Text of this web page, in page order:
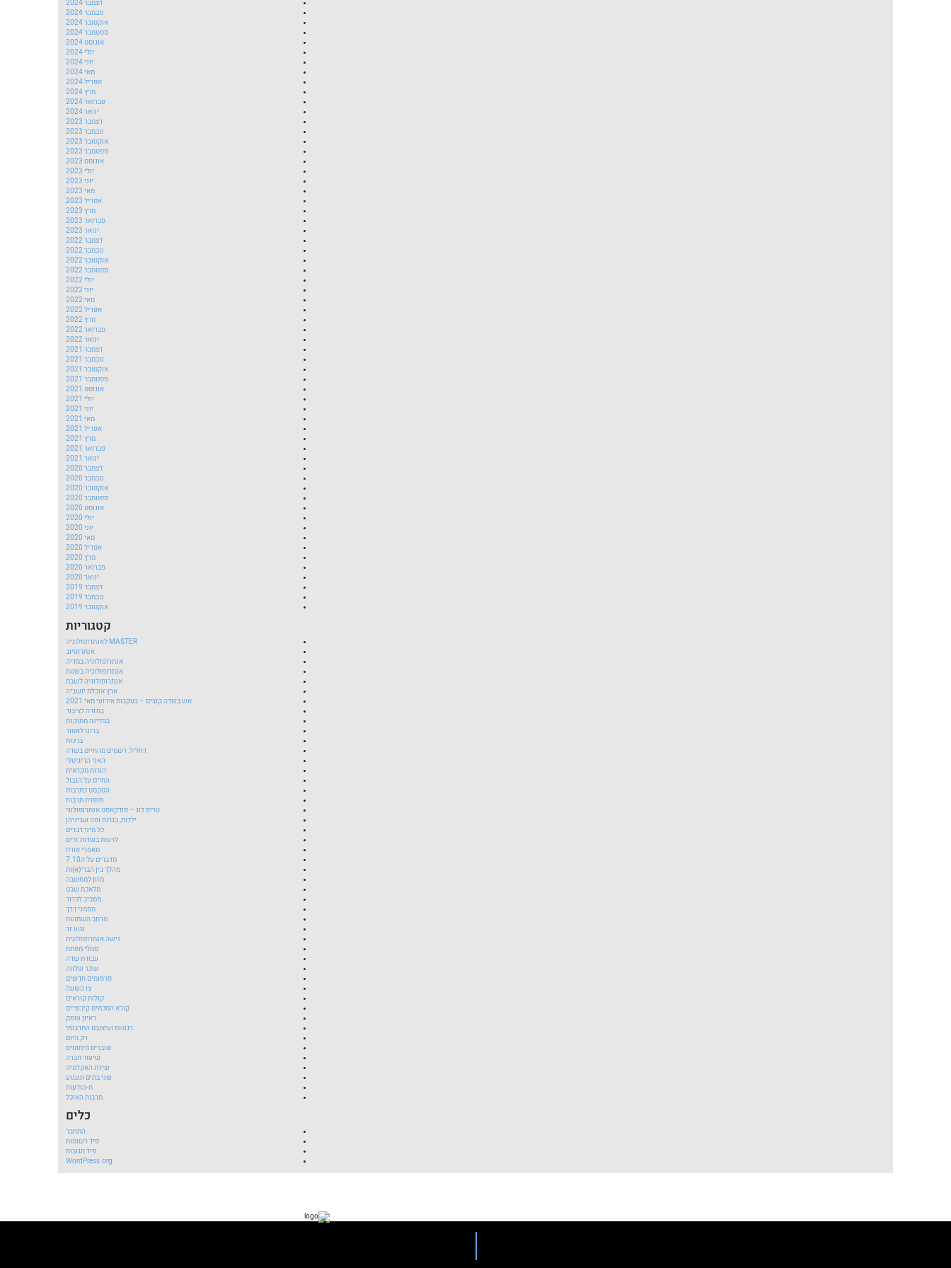
דצמבר 2024
נובמבר 2024
אוקטובר 2024
ספטמבר 2024
אוגוסט 2024
יולי 2024
יוני 2024
מאי 2024
אפריל 2024
מרץ 2024
פברואר 2024
ינואר 2024
דצמבר 2023
נובמבר 2023
אוקטובר 2023
ספטמבר 2023
אוגוסט 2023
יולי 2023
יוני 2023
מאי 2023
אפריל 2023
מרץ 2023
פברואר 2023
ינואר 2023
דצמבר 2022
נובמבר 2022
אוקטובר 2022
ספטמבר 2022
יולי 2022
יוני 2022
מאי 2022
אפריל 2022
מרץ 2022
פברואר 2022
ינואר 2022
דצמבר 2021
נובמבר 2021
אוקטובר 2021
ספטמבר 2021
אוגוסט 2021
יולי 2021
יוני 2021
מאי 2021
אפריל 2021
מרץ 2021
פברואר 2021
ינואר 2021
דצמבר 2020
נובמבר 2020
אוקטובר 2020
ספטמבר 2020
אוגוסט 2020
יולי 2020
יוני 2020
מאי 2020
אפריל 2020
מרץ 2020
פברואר 2020
ינואר 2020
דצמבר 2019
נובמבר 2019
אוקטובר 2019
קטגוריות
MASTER לאנתרופולוגיה
אנתרוטיוב
אנתרופולוגיה במדיה
אנתרופולוגיה בשטח
אנתרופולוגיה לשבת
ארץ אוכלת יושביה
אש בשדה קוצים – בעקבות אירועי מאי 2021
בחזרה לציבור
במדינה מתוקנת
ברונו לאטור
ברכות
דחליל: רשמים מהחיים בשדה
האני הדיגיטלי
הורות מקראית
החיים על הגבול
הטקסט כתרבות
חופרת תרבות
טריפ לוג – פודקאסט אנתרופולוגי
ילדות, בגרות ומה שביניהן
כל מיני דברים
לרעות בשדות זרים
מאמרי אורח
מדברים על ה7.10
מהלך בין הברי(א)ות
מזון למחשבה
מלאכת שבט
מסביב לכדור
מסמני דרך
מרחב השתהות
נטע זר
נישה אנתרופולוגית
סמלי מפתח
עבודת שדה
עוכר שלווה
פרסומים חדשים
צו השעה
קולות קוראים
קורא הסכמים קיבוציים
ראיון עומק
רגשות ועיצובם התרבותי
רק היום
שוברים מיתוסים
שיעור חברה
שירת האקדמיה
שני בתים וגעגוע
ת-הודעות
תרבות האוכל
כלים
התחבר
פיד רשומות
פיד תגובות
WordPress.org